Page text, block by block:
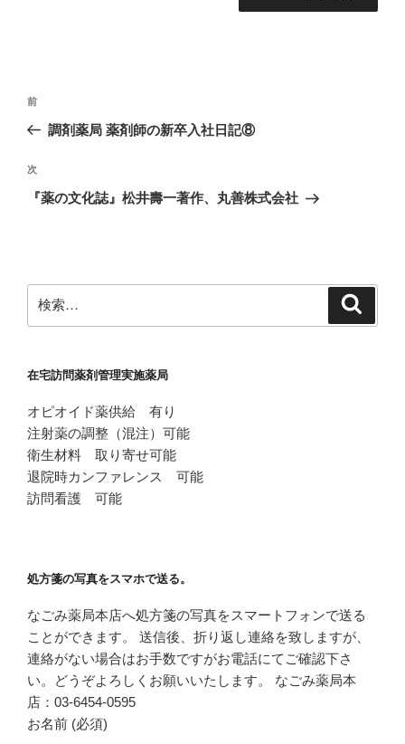
投
ビ
ゲ
ン
前
の
稿
前
調剤薬局 薬剤師の新卒入社日記⑧
次
の
次
『薬の文化誌』松井壽一著作、丸善株式会社
索:
在宅訪問薬剤管理実施薬局
オピオイド薬供給 有り
注射薬の調整（混注）可能
衛生材料 取り寄せ可能
退院時カンファレンス 可能
訪問看護 可能
処方箋の写真をスマホで送る。
なごみ薬局本店へ処方箋の写真をスマートフォンで送る
ことができます。 送信後、折り返し連絡を致しますが、
連絡がない場合はお手数ですがお電話にてご確認下さ
い。どうぞよろしくお願いいたします。 なごみ薬局本
店：03-6454-0595
お名前 (必須)